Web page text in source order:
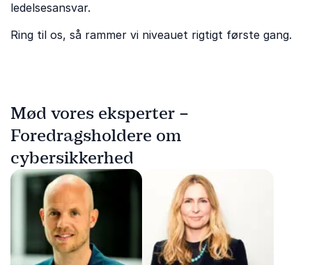
ledelsesansvar.
Ring til os, så rammer vi niveauet rigtigt første gang.
Mød vores eksperter –
Foredragsholdere om
cybersikkerhed